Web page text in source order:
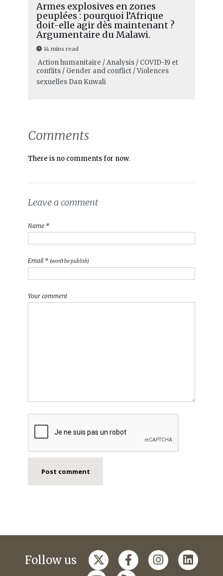
Armes explosives en zones
peuplées : pourquoi l’Afrique
doit-elle agir dès maintenant ?
Argumentaire du Malawi.
14 mins read
Action humanitaire / Analysis / COVID-19 et
conflits / Gender and conflict / Violences
sexuelles Dan Kuwali
Comments
There is no comments for now.
Leave a comment
Name *
Email * (won't be publish)
Your comment
Follow us